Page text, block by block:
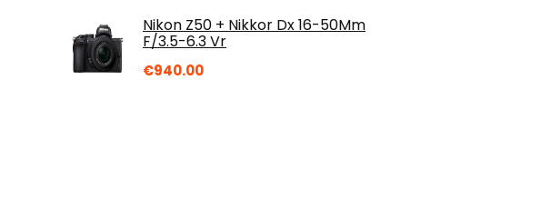
Nikon Z50 + Nikkor Dx 16-50Mm
F/3.5-6.3 Vr
€940.00